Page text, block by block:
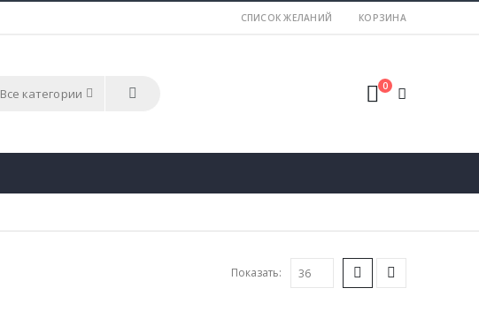
СПИСОК ЖЕЛАНИЙ КОРЗИНА
Все категории 0
Показать: